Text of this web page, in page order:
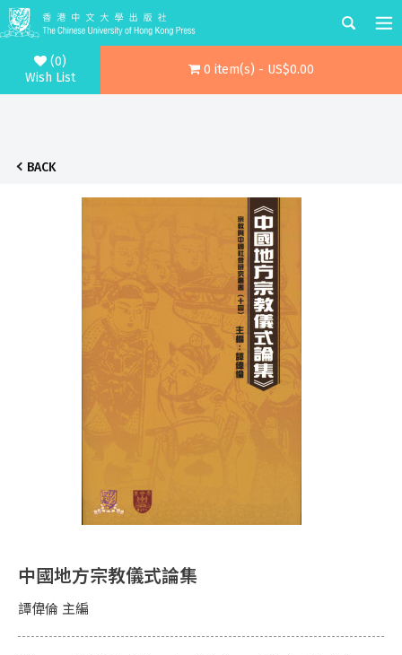
(0)
Wish List
0 item(s) - US$0.00
BACK
中國地方宗教儀式論集
譚偉倫 主編